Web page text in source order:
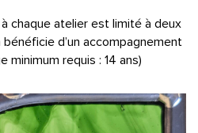
chaque atelier est limité à deux
d’un accompagnement
minimum requis : 14 ans)